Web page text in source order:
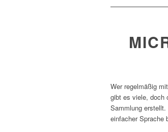
Wer regelmäßig
gibt es viele, doch
Sammlung
einfacher Sprache